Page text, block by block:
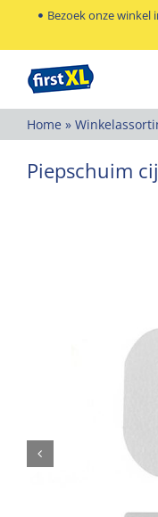
Bezoek onze winkel
Home »
Piepschuim